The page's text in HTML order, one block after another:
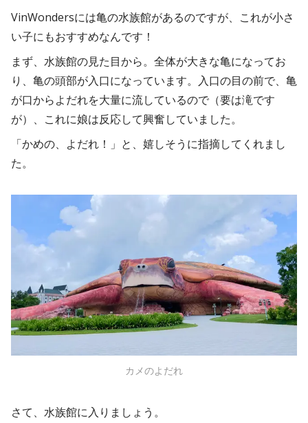
VinWondersには亀の水族館があるのですが、これが小さ
い子にもおすすめなんです！
まず、水族館の見た目から。全体が大きな亀になってお
り、亀の頭部が入口になっています。入口の目の前で、亀
が口からよだれを大量に流しているので（要は滝です
が）、これに娘は反応して興奮していました。
「かめの、よだれ！」と、嬉しそうに指摘してくれまし
た。
カメのよだれ
さて、水族館に入りましょう。